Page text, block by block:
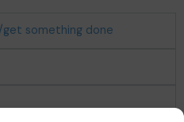
something done